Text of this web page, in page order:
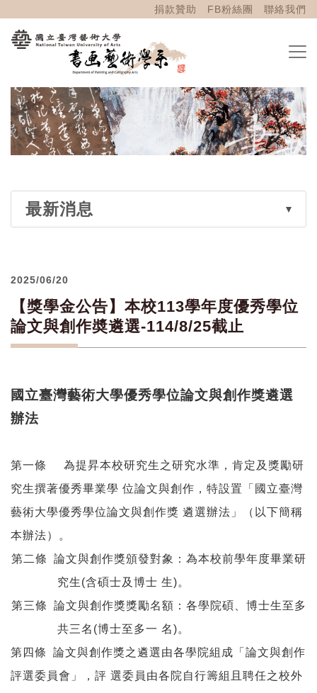
捐款贊助 FB粉絲團 聯絡我們
最新消息
2025/06/20
【獎學金公告】本校113學年度優秀學位
論文與創作奬遴選-114/8/25截止
國立臺灣藝術大學優秀學位論文與創作獎遴選
辦法
第一條
為提昇本校研究生之研究水準，肯定及獎勵研
究生撰著優秀畢業學 位論文與創作，特設置「國立臺灣
藝術大學優秀學位論文與創作獎 遴選辦法」（以下簡稱
本辦法）。
第二條
論文與創作獎頒發對象：為本校前學年度畢業研
究生(含碩士及博士 生)。
第三條
論文與創作獎獎勵名額：各學院碩、博士生至多
共三名 (博士至多一 名)。
第四條
論文與創作獎之遴選由各學院組成「論文與創作
評選委員會」，評 選委員由各院自行籌組且聘任之校外